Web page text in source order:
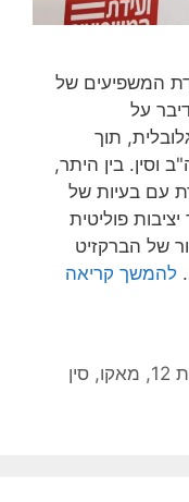
המשפיעים של
על
תוך
בין היתר,
עם בעיות של
פוליטית
של הברקזיט
להמשך קריאה
, מאקו,סין